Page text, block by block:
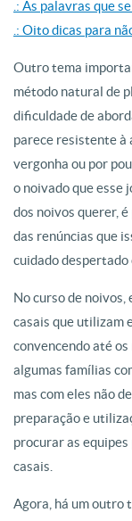
.: As palavras que
.: Oito dicas para
Outro tema
método natural de
dificuldade de
parece resistente à
vergonha ou por
o noivado que esse
dos noivos querer,
das renúncias que
cuidado despertado
No curso de
casais que utilizam
convencendo até os
algumas famílias
mas com eles não
preparação e
procurar as
casais.
Agora, há um outro